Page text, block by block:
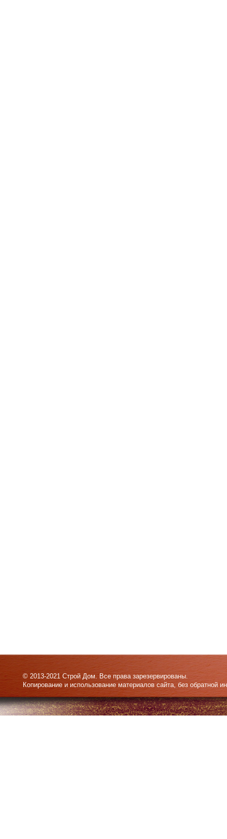
© 2013-2021 Строй Дом. Все права зарезервированы.
Копирование и использование материалов сайта, без обратной